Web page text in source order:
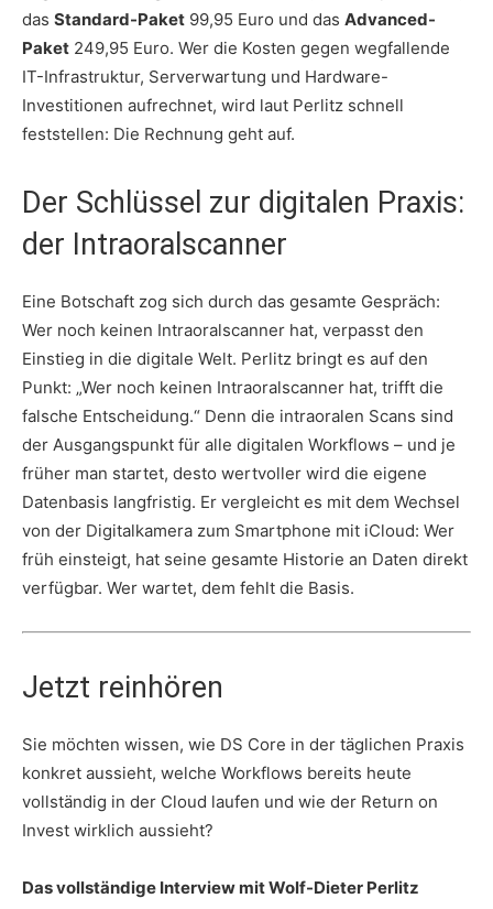
das Standard-Paket 99,95 Euro und das Advanced-
Paket 249,95 Euro. Wer die Kosten gegen wegfallende
IT-Infrastruktur, Serverwartung und Hardware-
Investitionen aufrechnet, wird laut Perlitz schnell
feststellen: Die Rechnung geht auf.
Der Schlüssel zur digitalen Praxis:
der Intraoralscanner
Eine Botschaft zog sich durch das gesamte Gespräch:
Wer noch keinen Intraoralscanner hat, verpasst den
Einstieg in die digitale Welt. Perlitz bringt es auf den
Punkt: „Wer noch keinen Intraoralscanner hat, trifft die
falsche Entscheidung.“ Denn die intraoralen Scans sind
der Ausgangspunkt für alle digitalen Workflows – und je
früher man startet, desto wertvoller wird die eigene
Datenbasis langfristig. Er vergleicht es mit dem Wechsel
von der Digitalkamera zum Smartphone mit iCloud: Wer
früh einsteigt, hat seine gesamte Historie an Daten direkt
verfügbar. Wer wartet, dem fehlt die Basis.
Jetzt reinhören
Sie möchten wissen, wie DS Core in der täglichen Praxis
konkret aussieht, welche Workflows bereits heute
vollständig in der Cloud laufen und wie der Return on
Invest wirklich aussieht?
Das vollständige Interview mit Wolf-Dieter Perlitz